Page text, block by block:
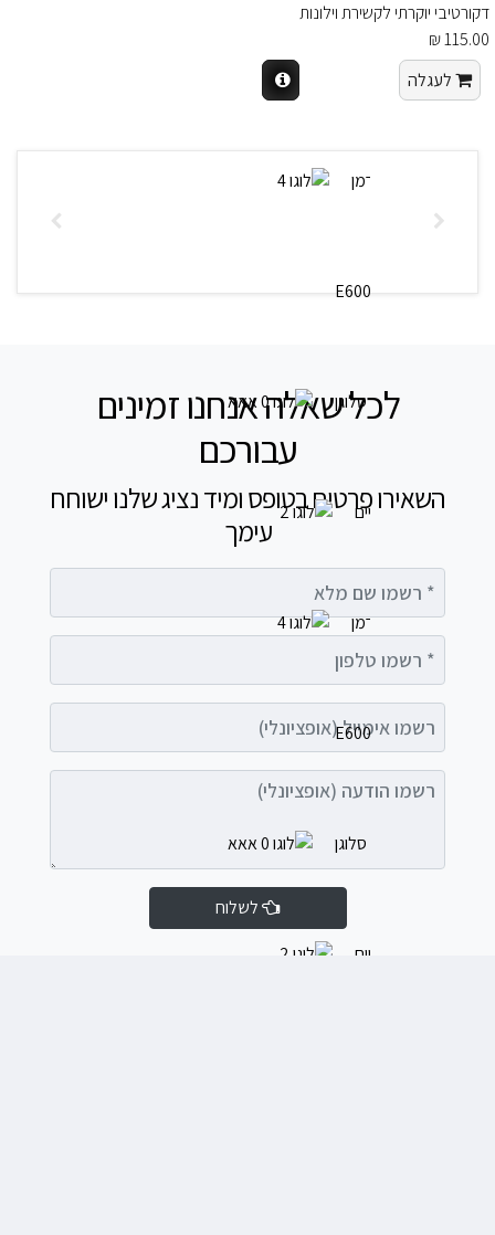
דקורטיבי יוקרתי לקשירת וילונות
115.00 ₪
לעגלה
לכל שאלה אנחנו זמינים
עבורכם
השאירו פרטים בטופס ומיד נציג שלנו ישוחח
עימך
רשמו שם מלא
רשמו טלפון
רשמו אימייל (אופציונלי)
רשמו הודעה (אופציונלי)
לשלוח